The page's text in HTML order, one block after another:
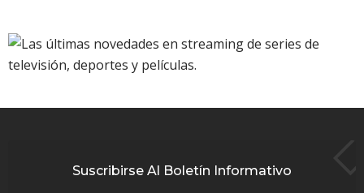
Suscribirse Al Boletín Informativo